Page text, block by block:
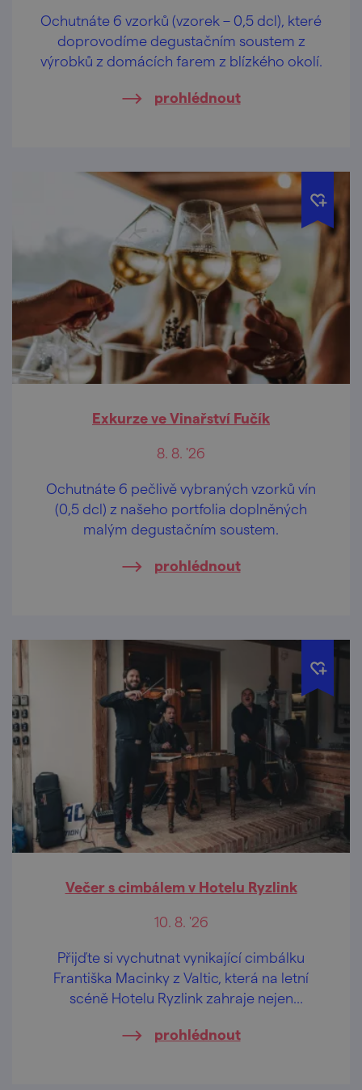
Ochutnáte 6 vzorků (vzorek – 0,5 dcl), které
doprovodíme degustačním soustem z
výrobků z domácích farem z blízkého okolí.
prohlédnout
Exkurze ve Vinařství Fučík
8. 8. '26
Ochutnáte 6 pečlivě vybraných vzorků vín
(0,5 dcl) z našeho portfolia doplněných
malým degustačním soustem.
prohlédnout
Večer s cimbálem v Hotelu Ryzlink
10. 8. '26
Přijďte si vychutnat vynikající cimbálku
Františka Macinky z Valtic, která na letní
scéně Hotelu Ryzlink zahraje nejen
prohlédnout